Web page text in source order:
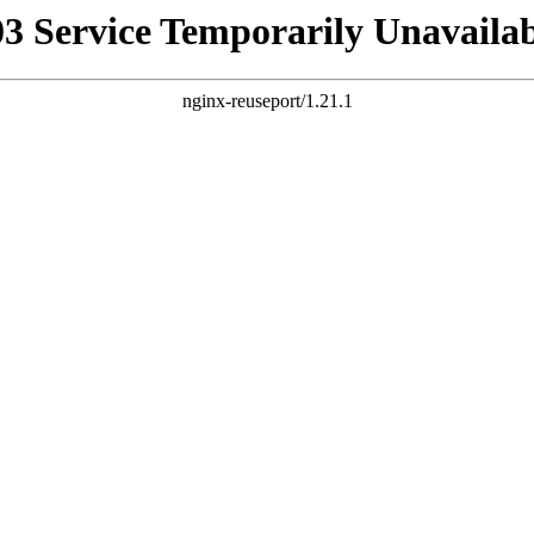
Service Temporarily
nginx-reuseport/1.21.1